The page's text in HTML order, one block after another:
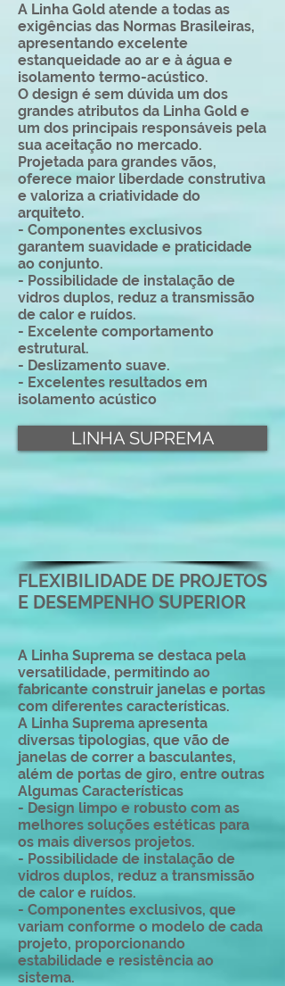
A Linha Gold atende a todas as
exigências das Normas Brasileiras,
apresentando excelente
estanqueidade ao ar e à água e
isolamento termo-acústico.
O design é sem dúvida um dos
grandes atributos da Linha Gold e
um dos principais responsáveis pela
sua aceitação no mercado.
Projetada para grandes vãos,
oferece maior liberdade construtiva
e valoriza a criatividade do
arquiteto.
- Componentes exclusivos
garantem suavidade e praticidade
ao conjunto.
- Possibilidade de instalação de
vidros duplos, reduz a transmissão
de calor e ruídos.
- Excelente comportamento
estrutural.
- Deslizamento suave.
- Excelentes resultados em
isolamento acústico
LINHA SUPREMA
FLEXIBILIDADE DE PROJETOS
E DESEMPENHO SUPERIOR
A Linha Suprema se destaca pela
versatilidade, permitindo ao
fabricante construir janelas e portas
com diferentes características.
A Linha Suprema apresenta
diversas tipologias, que vão de
janelas de correr a basculantes,
além de portas de giro, entre outras
Algumas Características
- Design limpo e robusto com as
melhores soluções estéticas para
os mais diversos projetos.
- Possibilidade de instalação de
vidros duplos, reduz a transmissão
de calor e ruídos.
- Componentes exclusivos, que
variam conforme o modelo de cada
projeto, proporcionando
estabilidade e resistência ao
sistema.